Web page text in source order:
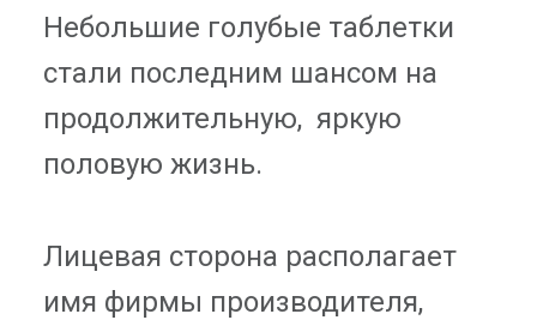
Небольшие голубые таблетки
стали последним шансом на
продолжительную, яркую
половую жизнь.
Лицевая сторона располагает
имя фирмы производителя,